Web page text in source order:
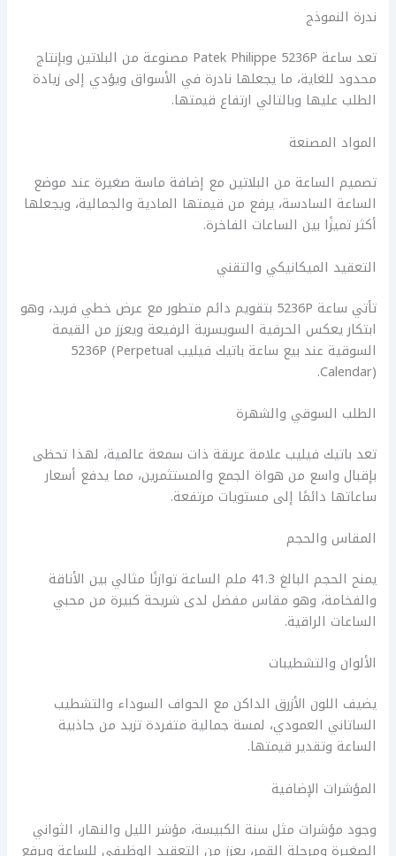
ندرة النموذج
تعد ساعة Patek Philippe 5236P مصنوعة من البلاتين وبإنتاج
محدود للغاية، ما يجعلها نادرة في الأسواق ويؤدي إلى زيادة
الطلب عليها وبالتالي ارتفاع قيمتها.
المواد المصنعة
تصميم الساعة من البلاتين مع إضافة ماسة صغيرة عند موضع
الساعة السادسة، يرفع من قيمتها المادية والجمالية، ويجعلها
أكثر تميزًا بين الساعات الفاخرة.
التعقيد الميكانيكي والتقني
تأتي ساعة 5236P بتقويم دائم متطور مع عرض خطي فريد، وهو
ابتكار يعكس الحرفية السويسرية الرفيعة ويعزز من القيمة
السوقية عند بيع ساعة باتيك فيليب 5236P (Perpetual
Calendar).
الطلب السوقي والشهرة
تعد باتيك فيليب علامة عريقة ذات سمعة عالمية، لهذا تحظى
بإقبال واسع من هواة الجمع والمستثمرين، مما يدفع أسعار
ساعاتها دائمًا إلى مستويات مرتفعة.
المقاس والحجم
يمنح الحجم البالغ 41.3 ملم الساعة توازنًا مثالي بين الأناقة
والفخامة، وهو مقاس مفضل لدى شريحة كبيرة من محبي
الساعات الراقية.
الألوان والتشطيبات
يضيف اللون الأزرق الداكن مع الحواف السوداء والتشطيب
الساتاني العمودي، لمسة جمالية متفردة تزيد من جاذبية
الساعة وتقدير قيمتها.
المؤشرات الإضافية
وجود مؤشرات مثل سنة الكبيسة، مؤشر الليل والنهار، الثواني
الصغيرة ومرحلة القمر، يعزز من التعقيد الوظيفي للساعة ويرفع